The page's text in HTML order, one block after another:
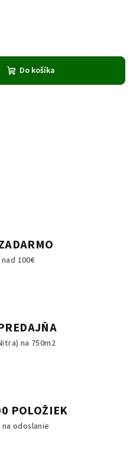
Do košíka
100€
na 750m2
POLOŽIEK
odoslanie